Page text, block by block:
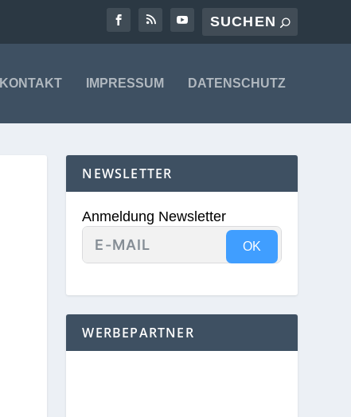
KONTAKT IMPRESSUM DATENSCHUTZ
NEWSLETTER
Anmeldung Newsletter
OK
WERBEPARTNER